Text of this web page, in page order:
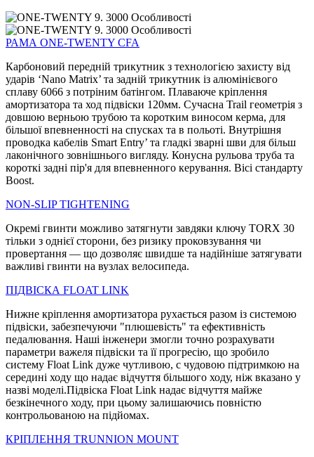
РАМА ONE-TWENTY CFA
Карбоновий передній трикутник з технологією захисту від
ударів ‘Nano Matrix’ та задній трикутник із алюмінієвого
сплаву 6066 з потріним батінгом. Плаваюче кріплення
амортизатора та ход підвіски 120мм. Сучасна Trail геометрія з
довшою верньою трубою та коротким виносом керма, для
більшої впевненності на спусках та в польоті. Внутрішня
проводка кабелів Smart Entry’ та гладкі зварні шви для більш
лаконічного зовнішнього вигляду. Конусна рульова труба та
короткі задні пір'я для впевненного керування. Вісі стандарту
Boost.
NON-SLIP TIGHTENING
Окремі гвинти можливо затягнути завдяки ключу TORX 30
тільки з однієї сторони, без ризику проковзування чи
провертання — що дозволяє швидше та надійніше затягувати
важливі гвинти на вузлах велосипеда.
ПIДВIСКА FLOAT LINK
Нижне кріплення амортизатора рухається разом із системою
підвіски, забезпечуючи "плюшевість" та ефективність
педалювання. Наші інженери змогли точно розрахувати
параметри важеля підвіски та її прогресію, що зробило
систему Float Link дуже чутливою, с чудовою підтримкою на
середині ходу що надає відчуття більшого ходу, ніж вказано у
назві моделі.Підвіска Float Link надає відчуття майже
безкінечного ходу, при цьому залишаючись повністю
контрольованою на підйомах.
КРІПЛЕННЯ TRUNNION MOUNT